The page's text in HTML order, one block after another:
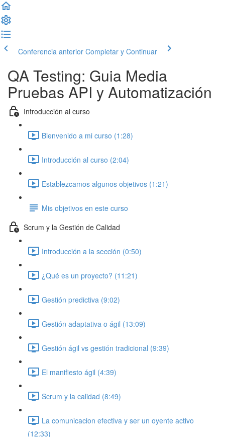
Conferencia anterior Completar y Continuar
QA Testing: Guia Media
Pruebas API y Automatización
Introducción al curso
Bienvenido a mi curso (1:28)
Introducción al curso (2:04)
Establezcamos algunos objetivos (1:21)
Mis objetivos en este curso
Scrum y la Gestión de Calidad
Introducción a la sección (0:50)
¿Qué es un proyecto? (11:21)
Gestión predictiva (9:02)
Gestión adaptativa o ágil (13:09)
Gestión ágil vs gestión tradicional (9:39)
El manifiesto ágil (4:39)
Scrum y la calidad (8:49)
La comunicacion efectiva y ser un oyente activo
(12:33)